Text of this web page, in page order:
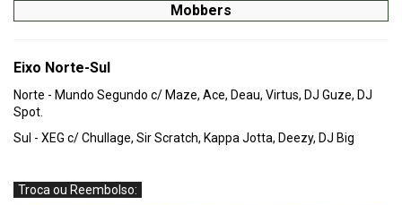
Mobbers
Eixo Norte-Sul
Norte - Mundo Segundo c/ Maze, Ace, Deau, Virtus, DJ Guze, DJ
Spot.
Sul - XEG c/ Chullage, Sir Scratch, Kappa Jotta, Deezy, DJ Big
Troca ou Reembolso: